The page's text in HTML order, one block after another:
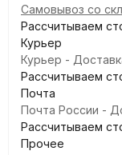
Самовывоз со
Рассчитываем
Курьер
Курьер -
Рассчитываем
Почта
Почта России -
Рассчитываем
Прочее